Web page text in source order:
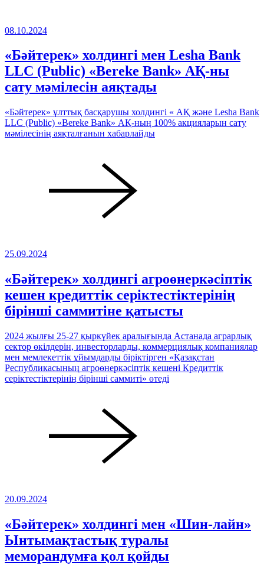
08.10.2024
«Бәйтерек» холдингі мен Lesha Bank
LLC (Public) «Bereke Bank» АҚ-ны
сату мәмілесін аяқтады
«Бәйтерек» ұлттық басқарушы холдингі « АҚ және Lesha Bank
LLC (Public) «Bereke Bank» АҚ-ның 100% акцияларын сату
мәмілесінің аяқталғанын хабарлайды
25.09.2024
«Бәйтерек» холдингі агроөнеркәсіптік
кешен кредиттік серіктестіктерінің
бірінші саммитіне қатысты
2024 жылғы 25-27 қыркүйек аралығында Астанада аграрлық
сектор өкілдерін, инвесторларды, коммерциялық компаниялар
мен мемлекеттік ұйымдарды біріктірген «Қазақстан
Республикасының агроөнеркәсіптік кешені Кредиттік
серіктестіктерінің бірінші саммиті» өтеді
20.09.2024
«Бәйтерек» холдингі мен «Шин-лайн»
Ынтымақтастық туралы
меморандумға қол қойды